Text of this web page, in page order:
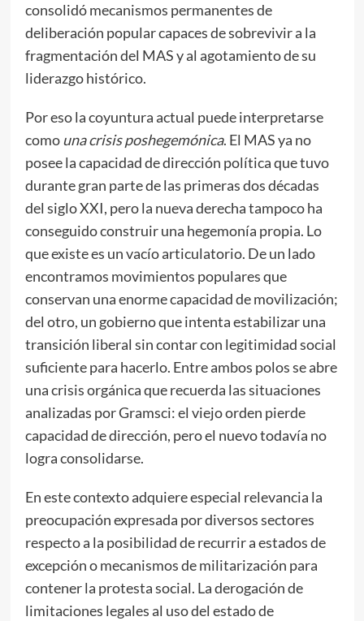
consolidó mecanismos permanentes de
deliberación popular capaces de sobrevivir a la
fragmentación del MAS y al agotamiento de su
liderazgo histórico.
Por eso la coyuntura actual puede interpretarse
comouna crisis poshegemónica. El MAS ya no
posee la capacidad de dirección política que tuvo
durante gran parte de las primeras dos décadas
del siglo XXI, pero la nueva derecha tampoco ha
conseguido construir una hegemonía propia. Lo
que existe es un vacío articulatorio. De un lado
encontramos movimientos populares que
conservan una enorme capacidad de movilización;
del otro, un gobierno que intenta estabilizar una
transición liberal sin contar con legitimidad social
suficiente para hacerlo. Entre ambos polos se abre
una crisis orgánica que recuerda las situaciones
analizadas por Gramsci: el viejo orden pierde
capacidad de dirección, pero el nuevo todavía no
logra consolidarse.
En este contexto adquiere especial relevancia la
preocupación expresada por diversos sectores
respecto a la posibilidad de recurrir a estados de
excepción o mecanismos de militarización para
contener la protesta social. La derogación de
limitaciones legales al uso del estado de